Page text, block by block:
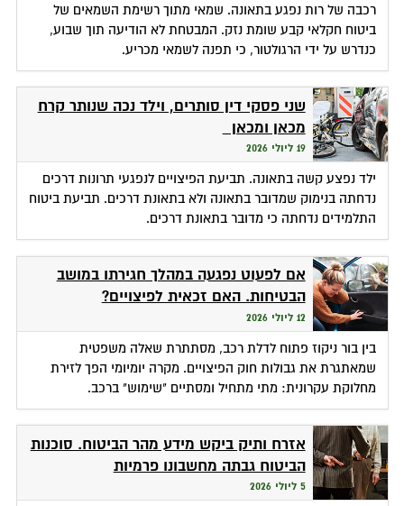
רכבה של רות נפגע בתאונה. שמאי מתוך רשימת השמאים של
ביטוח חקלאי קבע שומת נזק. המבטחת לא הודיעה תוך שבוע,
כנדרש על ידי הרגולטור, כי תפנה לשמאי מכריע.
שני פסקי דין סותרים, וילד נכה שנותר קרח
מכאן ומכאן
19 ליולי 2026
ילד נפצע קשה בתאונה. תביעת הפיצויים לנפגעי תרונות דרכים
נדחתה בנימוק שמדובר בתאונה ולא בתאונת דרכים. תביעת ביטוח
התלמידים נדחתה כי מדובר בתאונת דרכים.
אם לפעוט נפגעה במהלך חגירתו במושב
הבטיחות. האם זכאית לפיצויים?
12 ליולי 2026
בין בור ניקוז פתוח לדלת רכב, מסתתרת שאלה משפטית
שמאתגרת את גבולות חוק הפיצויים. מקרה יומיומי הפך לזירת
מחלוקת עקרונית: מתי מתחיל ומסתיים "שימוש" ברכב.
אזרח ותיק ביקש מידע מהר הביטוח. סוכנות
הביטוח גבתה מחשבונו פרמיות
5 ליולי 2026